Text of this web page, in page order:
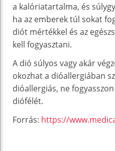
a kalóriatartalma, és
ha az emberek túl sokat
diót mértékkel és az
kell fogyasztani.
A dió súlyos vagy akár
okozhat a dióallergiában
dióallergiás, ne
diófélét.
Forrás: https://